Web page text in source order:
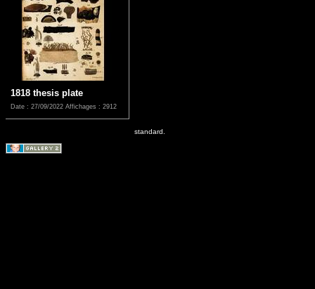
1818 thesis plate
Date : 27/09/2022 Affichages : 2912
standard.